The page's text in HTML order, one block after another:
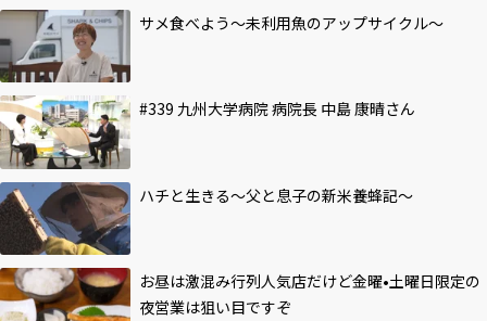
サメ食べよう～未利用魚のアップサイクル～
#339 九州大学病院 病院長 中島 康晴さん
ハチと生きる～父と息子の新米養蜂記～
お昼は激混み行列人気店だけど金曜•土曜日限定の
夜営業は狙い目ですぞ